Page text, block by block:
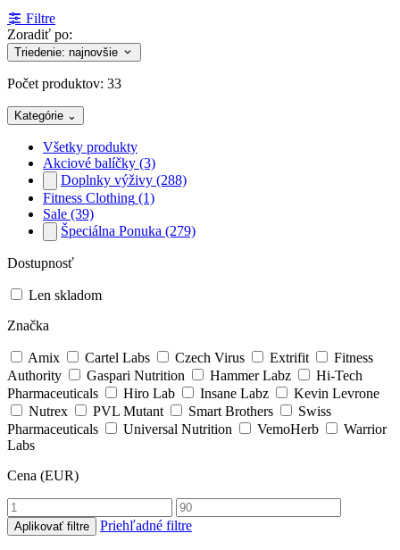
Filtre
Zoradiť po:
Triedenie: najnovšie
Počet produktov: 33
Kategórie ⌄
Všetky produkty
Akciové balíčky (3)
Doplnky výživy (288)
Fitness Clothing (1)
Sale (39)
Špeciálna Ponuka (279)
Dostupnosť
Len skladom
Značka
Amix Cartel Labs Czech Virus Extrifit
Fitness
Authority
Gaspari Nutrition Hammer Labz
Hi-Tech
Pharmaceuticals
Hiro Lab Insane Labz
Kevin Levrone
Nutrex
PVL Mutant Smart Brothers
Swiss
Pharmaceuticals
Universal Nutrition VemoHerb
Warrior
Labs
Cena (EUR)
Aplikovať filtre Priehľadné filtre